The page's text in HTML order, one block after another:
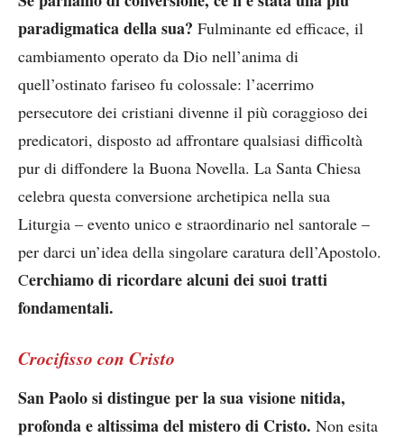
paradigmatica della sua? Fulminante ed efficace, il
cambiamento operato da Dio nell’anima di
quell’ostinato fariseo fu colossale: l’acerrimo
persecutore dei cristiani divenne il più coraggioso dei
predicatori, disposto ad affrontare qualsiasi difficoltà
pur di diffondere la Buona Novella. La Santa Chiesa
celebra questa conversione archetipica nella sua
Liturgia – evento unico e straordinario nel santorale –
per darci un’idea della singolare caratura dell’Apostolo.
Cerchiamo di ricordare alcuni dei suoi tratti
fondamentali.
Crocifisso con Cristo
San Paolo si distingue per la sua visione nitida,
profonda e altissima del mistero di Cristo. Non esita